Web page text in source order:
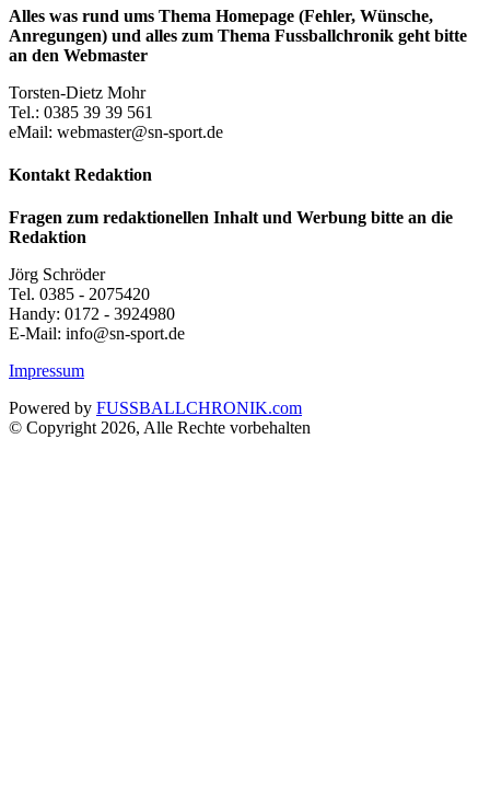
Alles was rund ums Thema Homepage (Fehler, Wünsche,
Anregungen) und alles zum Thema Fussballchronik geht bitte
an den Webmaster
Torsten-Dietz Mohr
Tel.: 0385 39 39 561
eMail: webmaster@sn-sport.de
Kontakt Redaktion
Fragen zum redaktionellen Inhalt und Werbung bitte an die
Redaktion
Jörg Schröder
Tel. 0385 - 2075420
Handy: 0172 - 3924980
E-Mail: info@sn-sport.de
Impressum
Powered by FUSSBALLCHRONIK.com
© Copyright 2026, Alle Rechte vorbehalten